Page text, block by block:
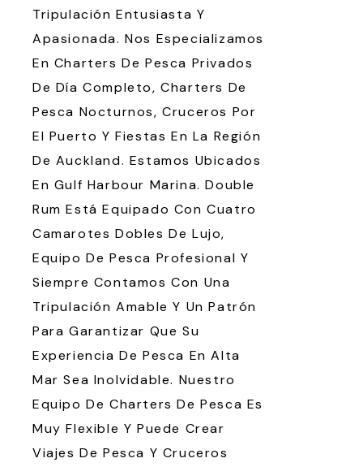
Tripulación Entusiasta Y
Apasionada. Nos Especializamos
En Charters De Pesca Privados
De Día Completo, Charters De
Pesca Nocturnos, Cruceros Por
El Puerto Y Fiestas En La Región
De Auckland. Estamos Ubicados
En Gulf Harbour Marina. Double
Rum Está Equipado Con Cuatro
Camarotes Dobles De Lujo,
Equipo De Pesca Profesional Y
Siempre Contamos Con Una
Tripulación Amable Y Un Patrón
Para Garantizar Que Su
Experiencia De Pesca En Alta
Mar Sea Inolvidable. Nuestro
Equipo De Charters De Pesca Es
Muy Flexible Y Puede Crear
Viajes De Pesca Y Cruceros